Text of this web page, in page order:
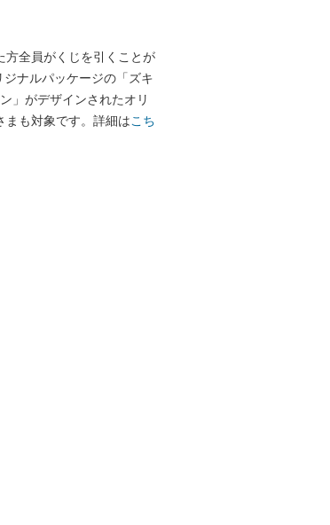
方全員がくじを引くことが
ナルパッケージの「ズキ
」がデザインされたオリ
まも対象です。詳細はこち